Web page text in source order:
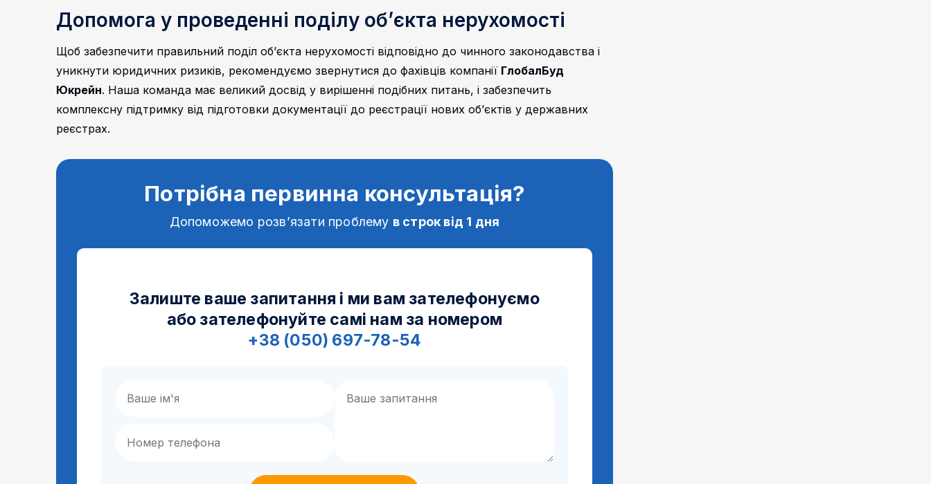
Допомога у проведенні поділу об’єкта нерухомості
Щоб забезпечити правильний поділ об’єкта нерухомості відповідно до чинного законодавства і
уникнути юридичних ризиків, рекомендуємо звернутися до фахівців компанії ГлобалБуд
Юкрейн. Наша команда має великий досвід у вирішенні подібних питань, і забезпечить
комплексну підтримку від підготовки документації до реєстрації нових об’єктів у державних
реєстрах.
Потрібна первинна консультація?
Допоможемо розв’язати проблему в строк від 1 дня
Залиште ваше запитання і ми вам зателефонуємо
або зателефонуйте самі нам за номером
+38 (050) 697-78-54